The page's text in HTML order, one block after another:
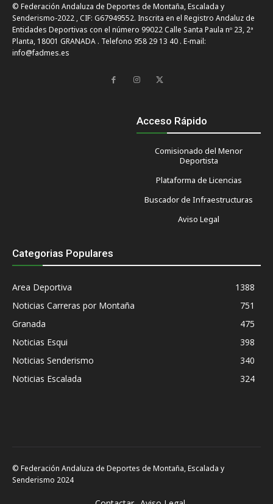
© Federación Andaluza de Deportes de Montaña, Escalada y
Senderismo-2022 , CIF: G67949552. Inscrita en el Registro Andaluz de
Entidades Deportivas con el número 99022 Calle Santa Paula nº 23, 2ª
Planta, 18001 GRANADA . Telefono 958 29 13 40 . E-mail:
info@fadmes.es
Acceso Rápido
Comisionado del Menor
Deportista
Plataforma de Licencias
Buscador de Infraestructuras
Aviso Legal
Categorias Populares
Area Deportiva
1388
Noticias Carreras por Montaña
751
Granada
475
Noticias Esqui
398
Noticias Senderismo
340
Noticias Escalada
324
© Federación Andaluza de Deportes de Montaña, Escalada y
Senderismo 2024